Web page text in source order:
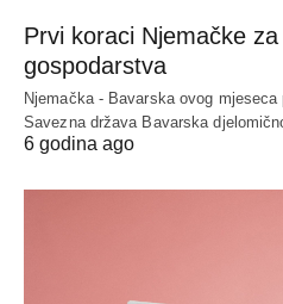
Prvi koraci Njemačke
gospodarstva
Njemačka - Bavarska ovog
Savezna država Bavarska
6 godina ago